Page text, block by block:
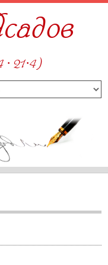
21·4)